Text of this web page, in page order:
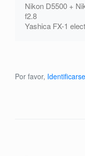
Nikon D5500 +
f2.8
Yashica FX-1
Por favor, Identificarse